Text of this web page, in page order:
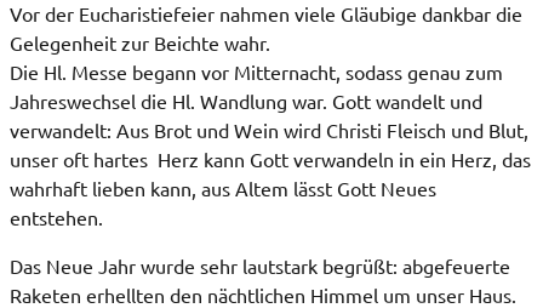
Vor der Eucharistiefeier nahmen viele Gläubige dankbar die
Gelegenheit zur Beichte wahr.
Die Hl. Messe begann vor Mitternacht, sodass genau zum
Jahreswechsel die Hl. Wandlung war. Gott wandelt und
verwandelt: Aus Brot und Wein wird Christi Fleisch und Blut,
unser oft hartes Herz kann Gott verwandeln in ein Herz, das
wahrhaft lieben kann, aus Altem lässt Gott Neues
entstehen.
Das Neue Jahr wurde sehr lautstark begrüßt: abgefeuerte
Raketen erhellten den nächtlichen Himmel um unser Haus.